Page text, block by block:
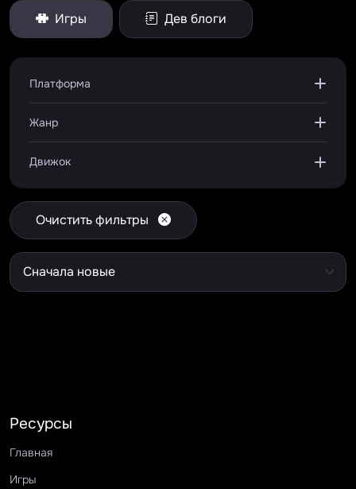
Игры Дев блоги
Платформа
Жанр
Движок
Очистить фильтры
Ресурсы
Главная
Игры